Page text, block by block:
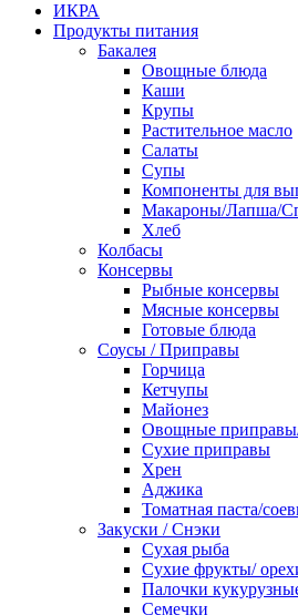
ИКРА
Продукты питания
Бакалея
Овощные блюда
Каши
Крупы
Растительное масло
Салаты
Супы
Компоненты для
Макароны/Лапша/
Хлеб
Колбасы
Консервы
Рыбные консервы
Мясные консервы
Готовые блюда
Соусы / Приправы
Горчица
Кетчупы
Майонез
Овощные
Сухие приправы
Хрен
Аджика
Томатная паста/
Закуски / Снэки
Сухая рыба
Сухие фрукты/
Палочки
Семечки